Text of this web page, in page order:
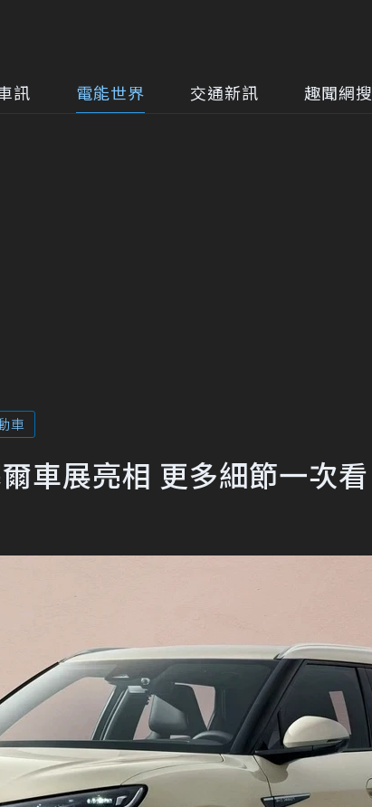
訊 電能世界 交通新訊 趣聞網搜
車
車展亮相 更多細節一次看